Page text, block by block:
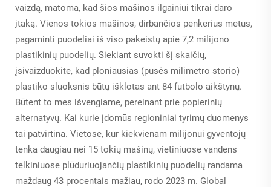
vaizdą, matoma, kad šios mašinos ilgainiui tikrai daro
įtaką. Vienos tokios mašinos, dirbančios penkerius metus,
pagaminti puodeliai iš viso pakeistų apie 7,2 milijono
plastikinių puodelių. Siekiant suvokti šį skaičių,
įsivaizduokite, kad ploniausias (pusės milimetro storio)
plastiko sluoksnis būtų išklotas ant 84 futbolo aikštynų.
Būtent to mes išvengiame, pereinant prie popierinių
alternatyvų. Kai kurie įdomūs regioniniai tyrimų duomenys
tai patvirtina. Vietose, kur kiekvienam milijonui gyventojų
tenka daugiau nei 15 tokių mašinų, vietiniuose vandens
telkiniuose plūduriuojančių plastikinių puodelių randama
maždaug 43 procentais mažiau, rodo 2023 m. Global